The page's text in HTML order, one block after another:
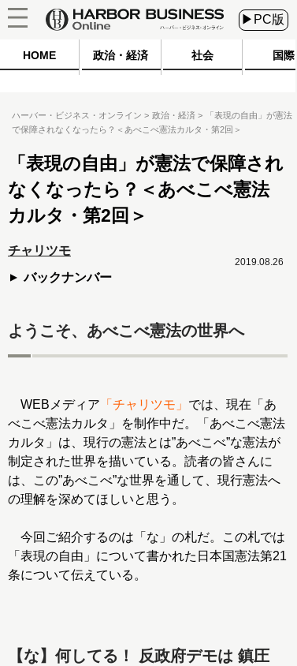
▶PC版
HOME 政治・経済 社会 国際
ハーバー・ビジネス・オンライン 政治・経済
「表現の自由」が憲法
で保障されなくなったら？＜あべこべ憲法カルタ・第2回＞
「表現の自由」が憲法で保障され
なくなったら？＜あべこべ憲法
カルタ・第2回＞
チャリツモ
バックナンバー
2019.08.26
ようこそ、あべこべ憲法の世界へ
WEBメディア 「チャリツモ」 では、現在「あ
べこべ憲法カルタ」を制作中だ。「あべこべ憲法
カルタ」は、現行の憲法とは”あべこべ”な憲法が
制定された世界を描いている。読者の皆さんに
は、この”あべこべ”な世界を通して、現行憲法へ
の理解を深めてほしいと思う。
今回ご紹介するのは「な」の札だ。この札では
「表現の自由」について書かれた日本国憲法第21
条について伝えている。
【な】何してる！ 反政府デモは 鎮圧